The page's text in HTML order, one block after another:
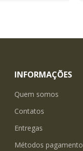
INFORMAÇÕES
Quem somos
Contatos
Entregas
Métodos pagamento